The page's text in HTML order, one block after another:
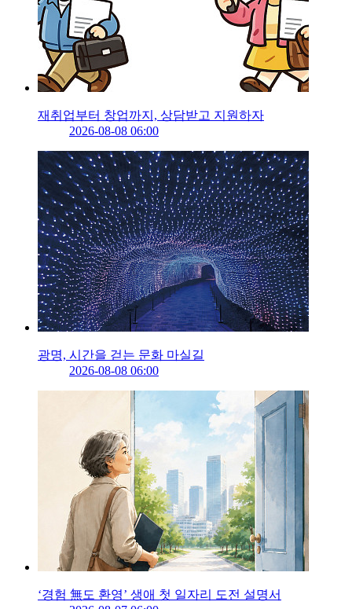
재취업부터 창업까지, 상담받고 지원하자
2026-08-08 06:00
광명, 시간을 걷는 문화 마실길
2026-08-08 06:00
‘경험 無도 환영’ 생애 첫 일자리 도전 설명서